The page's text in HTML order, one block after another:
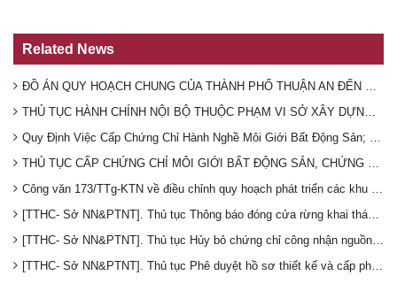
Related News
ĐỒ ÁN QUY HOẠCH CHUNG CỦA THÀNH PHỐ THUẬN AN ĐẾN NĂM 2040
THỦ TỤC HÀNH CHÍNH NỘI BỘ THUỘC PHẠM VI SỞ XÂY DỰNG TỈNH BÌNH DƯƠNG
Quy Định Việc Cấp Chứng Chỉ Hành Nghề Môi Giới Bất Động Sản; hướng dẫn Hành Nghề Môi Giới Bất Động Sản,
THỦ TỤC CẤP CHỨNG CHỈ MÔI GIỚI BẤT ĐỘNG SẢN, CHỨNG CHỈ ĐỊNH GIÁ BẤT ĐỘNG SẢN
Công văn 173/TTg-KTN về điều chỉnh quy hoạch phát triển các khu công nghiệp tỉnh Bình Dương đến năm 2020
[TTHC- Sở NN&PTNT]. Thủ tục Thông báo đóng cửa rừng khai thác gỗ
[TTHC- Sở NN&PTNT]. Thủ tục Hủy bỏ chứng chỉ công nhận nguồn giống (5 loại: cây trội, lâm phần tuyển chọn, rừng giống chuyển hóa, rừng giống trồng, vườn cây đầu dòng)
[TTHC- Sở NN&PTNT]. Thủ tục Phê duyệt hồ sơ thiết kế và cấp phép khai thác gỗ trong rừng phòng hộ là rừng khoanh nuôi do nhà nước đầu tư vốn của các tổ chức